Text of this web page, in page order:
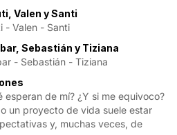
Valen y Santi
- Valen - Santi
Sebastián y Tiziana
- Sebastián - Tiziana
esperan de mí? ¿Y si me equivoco?
un proyecto de vida suele estar
y, muchas veces, de